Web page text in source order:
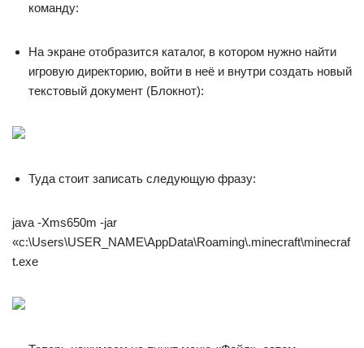
команду:
На экране отобразится каталог, в котором нужно найти
игровую директорию, войти в неё и внутри создать новый
текстовый документ (Блокнот):
Туда стоит записать следующую фразу:
java -Xms650m -jar
«c:\Users\USER_NAME\AppData\Roaming\.minecraft\minecraf
t.exe